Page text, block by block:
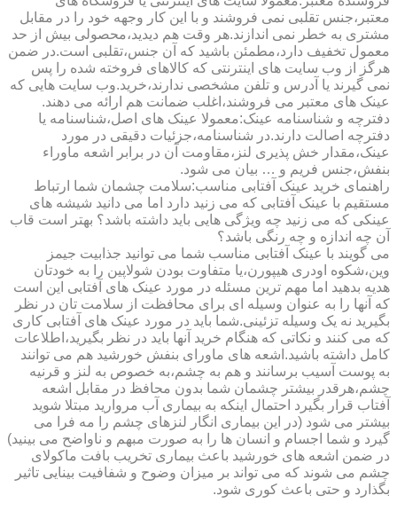
معتبر،جنس تقلبی نمی فروشند و با این کار وجهه خود را در مقابل
مشتری به خطر نمی اندازند.هر وقت هم دیدید،محصولی بیش از حد
معمول تخفیف دارد،مطمئن باشید که آن جنس،تقلبی است.در ضمن
هرگز از وب سایت های اینترنتی که کالاهای فروخته شده را پس
نمی گیرند یا آدرس و تلفن مشخصی ندارند،خرید.وب سایت هایی که
عینک های معتبر می فروشند،اغلب ضمانت هم ارائه می دهند.
دفترچه و شناسنامه عینک:معمولا عینک های اصل،شناسنامه یا
دفترچه اصالت دارند.در شناسنامه،جزئیات دقیقی در مورد
عینک،مقدار خش پذیری لنز،مقاومت آن در برابر اشعه ماوراء
بنفش،جنس فریم و … بیان می شود.
راهنمای خرید عینک آفتابی مناسب:سلامت چشمان شما ارتباط
مستقیم با عینک آفتابی که می زنید دارد اما می دانید شیشه های
عینکی که می زنید چه ویژگی هایی باید داشته باشد؟ بهتر است قاب
آن چه اندازه و چه رنگی باشد؟
می گویند با عینک آفتابی مناسب شما می توانید جذابیت جیمز
وین،شکوه اودری هیپورن،یا متفاوت بودن شولاپین را به خودتان
هدیه بدهید اما مهم ترین مسئله در مورد عینک های آفتابی این است
که آنها را به عنوان وسیله ای برای محافظت از سلامت تان در نظر
بگیرید نه یک وسیله تزئینی.شما باید در مورد عینک های آفتابی کاری
که می کنند و نکاتی که هنگام خرید آنها باید در نظر بگیرید،اطلاعات
کامل داشته باشید.اشعه های ماورای بنفش خورشید هم می توانند
به پوست آسیب برسانند و هم به چشم،به خصوص به لنز و قرنیه
چشم،هرقدر بیشتر چشمان شما بدون محافظ در مقابل اشعه
آفتاب قرار بگیرد احتمال اینکه به بیماری آب مروارید مبتلا شوید
بیشتر می شود (در این بیماری انگار لنزهای چشم را مه فرا می
گیرد و شما اجسام و انسان ها را به صورت مبهم و ناواضح می بینید)
در ضمن اشعه های خورشید باعث بیماری تخریب بافت ماکولای
چشم می شوند که می تواند بر میزان وضوح و شفافیت بینایی تاثیر
بگذارد و حتی باعث کوری شود.